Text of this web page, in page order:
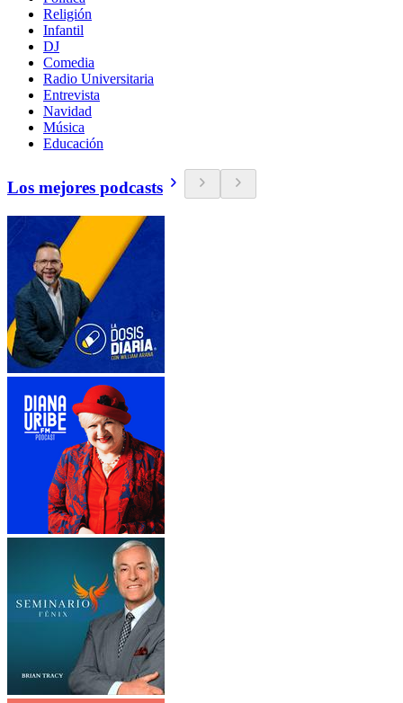
Religión
Infantil
DJ
Comedia
Radio Universitaria
Entrevista
Navidad
Música
Educación
Los mejores podcasts